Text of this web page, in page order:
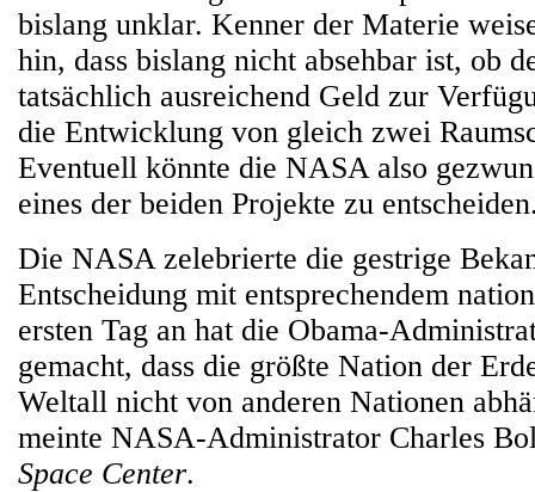
bislang unklar. Kenner der Materie
hin, dass bislang nicht absehbar ist, ob
tatsächlich ausreichend Geld zur
die Entwicklung von gleich zwei
Eventuell könnte die NASA also
eines der beiden Projekte zu
Die NASA zelebrierte die gestrige
Entscheidung mit entsprechendem
ersten Tag an hat die Obama-
gemacht, dass die größte Nation der
Weltall nicht von anderen Nationen
meinte NASA-Administrator Charles
Space Center.